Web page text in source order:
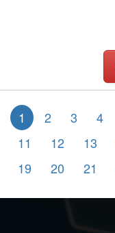
1 2 3 4
11
12 13
19
20 21